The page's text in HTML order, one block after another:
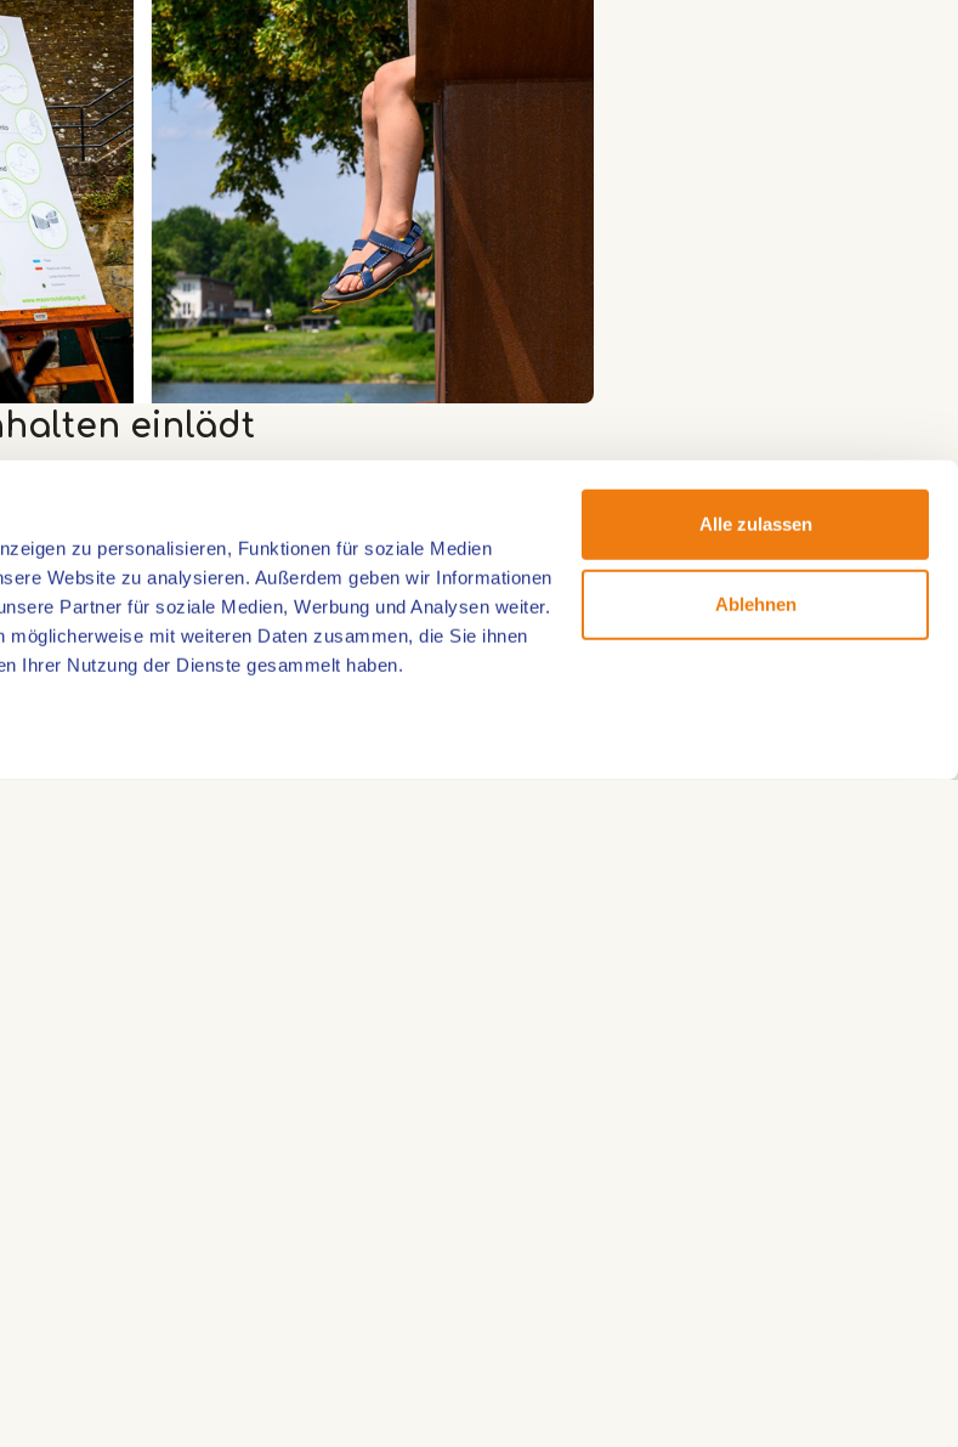
zu personalisieren, Funktionen für soziale Medien
Website zu analysieren. Außerdem geben wir Informationen
Partner für soziale Medien, Werbung und Analysen weiter.
mit weiteren Daten zusammen, die Sie ihnen
Ihrer Nutzung der Dienste gesammelt haben.
Alle zulassen
Ablehnen
einlädt
nur geschaffen, um betrachtet zu werden, sondern
Sie Platz, genießen Sie die Umgebung und setzen
fort. Gerade weil diese Orte nicht überlaufen sind,
erzählt seine eigene Geschichte und ist eng mit seiner